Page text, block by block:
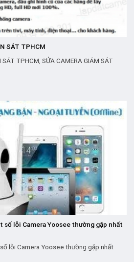
SÁT TPHCM
TPHCM, SỬA CAMERA GIÁM SÁT
số lỗi Camera Yoosee thường gặp nhất
lỗi Camera Yoosee thường gặp nhất